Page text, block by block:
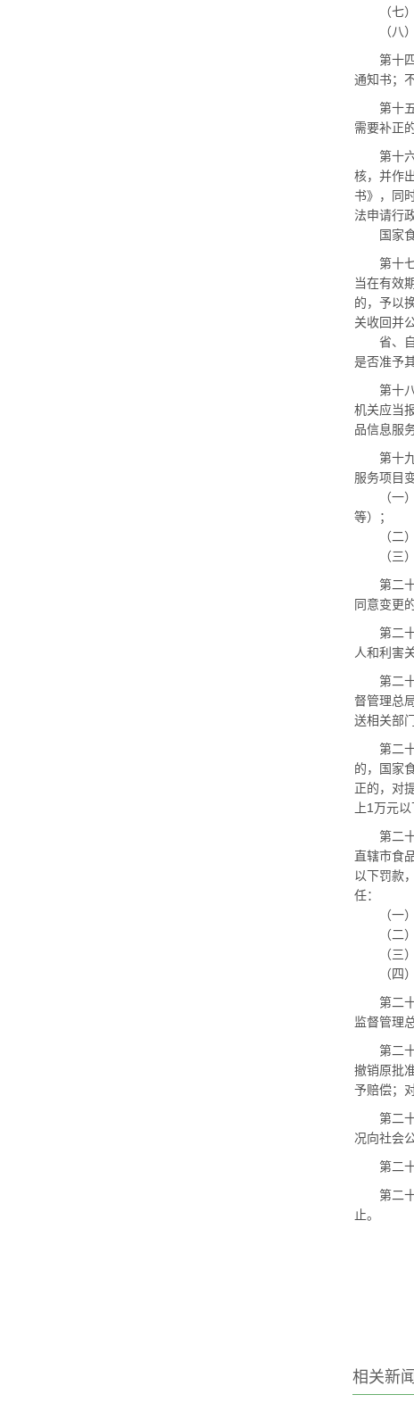
（七）
（八）
第十四
通知书；
第十五
需要补正
第十六
核，并作
书》，同
法申请行
国家食
第十七
当在有效
的，予以
关收回并
省、自
是否准予
第十八
机关应当
品信息服务
第十九
服务项目
（一）
等）；
（二）
（三）
第二十
同意变更
第二十
人和利害
第二十
督管理总
送相关部
第二十
的，国家
正的，对
上1万元以
第二十
直辖市食
以下罚款
任：
（一）
（二）
（三）
（四）
第二十
监督管理
第二十
撤销原批
予赔偿；
第二十
况向社会
第二十
第二十
止。
相关新闻